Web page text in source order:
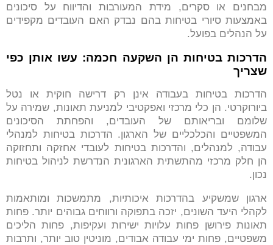
מבחנים או סקרים, מידת המעורבות והדיווח על סיכונים
באמצעות סיורי בטיחות בהם נבדק האם העובדים מקפידים
על הנהלים בפועל.
הדרכות בטיחות הן השקעה חכמה: עשו אותן כפי
שצריך
הדרכות בטיחות בעבודה אינן רק דרישה חוקית או נטל
ביורוקרטי. הן כלי מרכזי ואפקטיבי למניעת תאונות, שמירה על
שלומם ובריאותם של העובדים, והפחתת הסיכונים
המשפטיים והכלכליים של הארגון. הדרכות בטיחות למנהלי
עבודה, למנהלים, והדרכות בטיחות לעובדי אחזקה ותחזוקה
הן חלק מרכזי מהתשתית הארגונית הנדרשת לניהול בטיחות
נכון.
ארגון שמשקיע בהדרכות איכותיות, מתמשכות ומותאמות
לקהלי היעד השונים, יזכה בתפוקה ורווחים גבוהים יותר. פחות
תאונות פירושן פחות עלויות ישירות ועקיפות, פחות הליכים
משפטיים, פחות ימי עבודה אבודים, מוניטין טוב יותר, ותרבות